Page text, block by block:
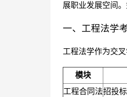
展职业发展空间
一、工程法学
工程法学作为交
模块
工程合同法招投